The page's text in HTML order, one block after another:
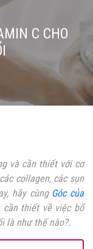
C CHO
và cần thiết với cơ
collagen, các sụn
hãy cùng Góc của
thiết về việc bổ
là như thế nào?.